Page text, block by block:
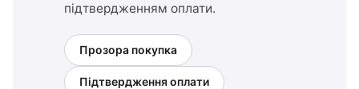
підтвердженням оплати.
Прозора покупка
Підтвердження оплати